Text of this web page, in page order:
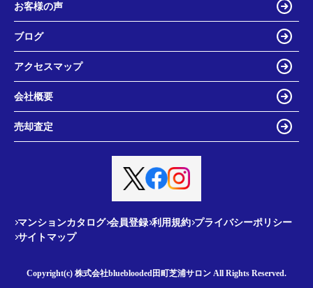
お客様の声
ブログ
アクセスマップ
会社概要
売却査定
マンションカタログ 会員登録 利用規約 プライバシーポリシー
サイトマップ
Copyright(c) 株式会社blueblooded田町芝浦サロン All Rights Reserved.